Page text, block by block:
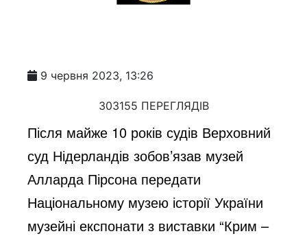
9 червня 2023, 13:26
303155 ПЕРЕГЛЯДІВ
Після майже 10 років судів Верховний
суд Нідерландів зобов’язав музей
Алларда Пірсона передати
Національному музею історії України
музейні експонати з виставки “Крим –